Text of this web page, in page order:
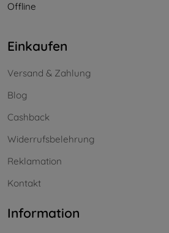
Offline
Einkaufen
Versand & Zahlung
Blog
Cashback
Widerrufsbelehrung
Reklamation
Kontakt
Information